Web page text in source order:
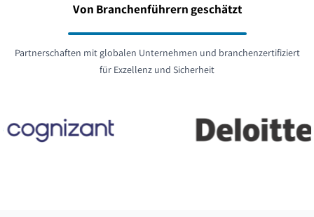
Von Branchenführern geschätzt
Partnerschaften mit globalen Unternehmen und branchenzertifiziert
für Exzellenz und Sicherheit